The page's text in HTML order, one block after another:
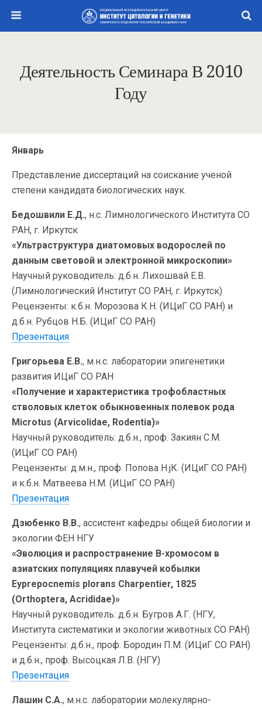
Деятельность Семинара В 2010
Году
Январь
Представление диссертаций на соискание ученой
степени кандидата биологических наук.
Бедошвили Е.Д., н.с. Лимнологического Института СО
РАН, г. Иркутск
«Ультраструктура диатомовых водорослей по
данным световой и электронной микроскопии»
Научный руководитель: д.б.н. Лихошвай Е.В.
(Лимнологический Институт СО РАН, г. Иркутск)
Рецензенты: к.б.н. Морозова К.Н. (ИЦиГ СО РАН) и
д.б.н. Рубцов Н.Б. (ИЦиГ СО РАН)
Презентация
Григорьева Е.В., м.н.с. лаборатории эпигенетики
развития ИЦиГ СО РАН
«Получение и характеристика трофобластных
стволовых клеток обыкновенных полевок рода
Microtus (Arvicolidae, Rodentia)»
Научный руководитель: д.б.н., проф. Закиян С.М.
(ИЦиГ СО РАН)
Рецензенты: д.м.н., проф. Попова Н.jК. (ИЦиГ СО РАН)
и к.б.н. Матвеева Н.М. (ИЦиГ СО РАН)
Презентация
Дзюбенко В.В., ассистент кафедры общей биологии и
экологии ФЕН НГУ
«Эволюция и распространение В-хромосом в
азиатских популяциях плавучей кобылки
Eyprepocnemis plorans Charpentier, 1825
(Orthoptera, Acrididae)»
Научный руководитель: д.б.н. Бугров А.Г. (НГУ,
Института систематики и экологии животных СО РАН)
Рецензенты: д.б.н., проф. Бородин П.М. (ИЦиГ СО РАН)
и д.б.н., проф. Высоцкая Л.В. (НГУ)
Презентация
Лашин С.А., м.н.с. лаборатории молекулярно-